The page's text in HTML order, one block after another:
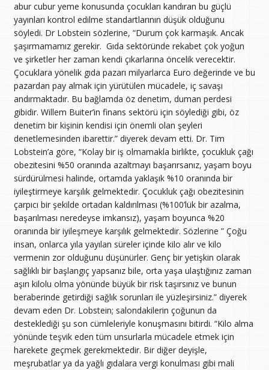
abur cubur yeme konusunda çocukları kandıran bu güçlü
yayınları kontrol edilme standartlarının düşük olduğunu
söyledi. Dr Lobstein sözlerine, “Durum çok karmaşık. Ancak
şaşırmamamız gerekir. Gıda sektöründe rekabet çok yoğun
ve şirketler her zaman kendi çıkarlarına öncelik verecektir.
Çocuklara yönelik gıda pazarı milyarlarca Euro değerinde ve bu
pazardan pay almak için yürütülen mücadele, iç savaşı
andırmaktadır. Bu bağlamda öz denetim, duman perdesi
gibidir. Willem Buiter’in finans sektörü için söylediği gibi, öz
denetim bir kişinin kendisi için önemli olan şeyleri
denetlemesinden ibarettir.” diyerek devam etti. Dr. Tim
Lobstein’a göre, “Kolay bir iş olmamakla birlikte, çocukluk çağı
obezitesini %50 oranında azaltmayı başarırsanız, yaşam boyu
sürdürülmesi halinde, ortamda yaklaşık %10 oranında bir
iyileştirmeye karşılık gelmektedir. Çocukluk çağı obezitesinin
çarpıcı bir şekilde ortadan kaldırılması (%100’lük bir azalma,
başarılması neredeyse imkansız), yaşam boyunca %20
oranında bir iyileşmeye karşılık gelmektedir. Sözlerine ” Çoğu
insan, onlarca yıla yayılan süreler içinde kilo alır ve kilo
vermenin zor olduğunu düşünürler. Genç bir yetişkin olarak
sağlıklı bir başlangıç yapsanız bile, orta yaşa ulaştığınız zaman
aşırı kilolu olma yönünde büyük bir risk taşırsınız ve bunun
beraberinde getirdiği sağlık sorunları ile yüzleşirsiniz.” diyerek
devam eden Dr. Lobstein; salondakilerin çoğunun da
desteklediği şu son cümleleriyle konuşmasını bitirdi. “Kilo alma
yönünde teşvik eden tüm unsurlarla mücadele etmek için
harekete geçmek gerekmektedir. Bir diğer deyişle,
meşrubatlar ya da yağlı gıdalara vergi konulması gibi mali